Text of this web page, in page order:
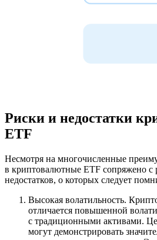
Риски и недостатки
ETF
Несмотря на многочисленные
в криптовалютные ETF сопряжено с
недостатков, о которых следует
Высокая волатильность.
отличается повышенной
с традиционными активами.
могут демонстрировать